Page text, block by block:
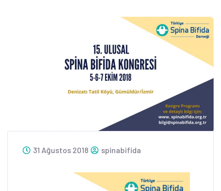
31 Ağustos 2018 spinabifida